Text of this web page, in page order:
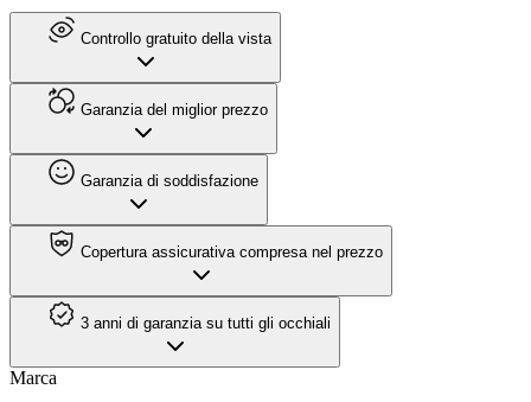
Controllo gratuito della vista
Garanzia del miglior prezzo
Garanzia di soddisfazione
Copertura assicurativa compresa nel prezzo
3 anni di garanzia su tutti gli occhiali
Marca